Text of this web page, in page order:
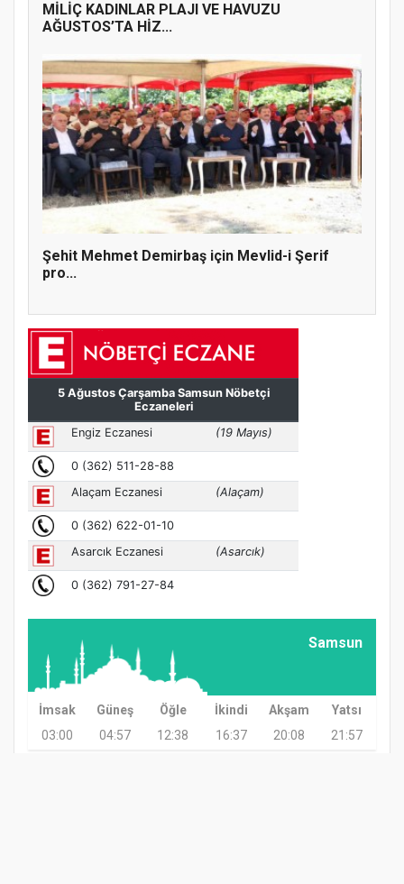
MİLİÇ KADINLAR PLAJI VE HAVUZU
AĞUSTOS’TA HİZ...
Şehit Mehmet Demirbaş için Mevlid-i Şerif
pro...
Samsun
İmsak Güneş Öğle İkindi Akşam
Yatsı
03:00
04:57 12:38 16:37 20:08 21:57